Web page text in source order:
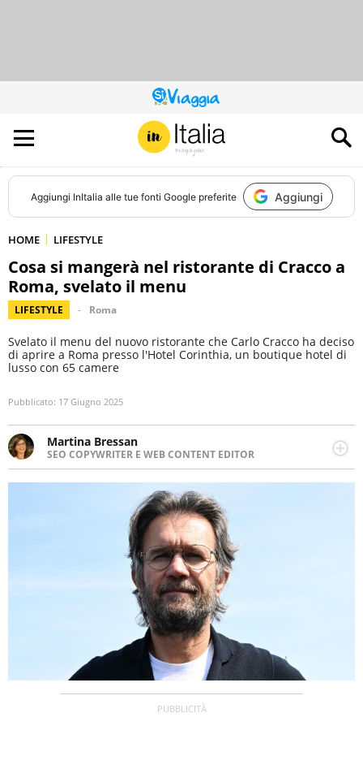
QUESTO
SITO
CONTRIBUISCE
ALL’AUDIENCE
DI
Aggiungi InItalia alle tue fonti Google preferite Aggiungi
HOME LIFESTYLE
Cosa si mangerà nel ristorante di Cracco a
Roma, svelato il menu
LIFESTYLE Roma
Svelato il menu del nuovo ristorante che Carlo Cracco ha deciso
di aprire a Roma presso l'Hotel Corinthia, un boutique hotel di
lusso con 65 camere
Pubblicato: 17 Giugno 2025
Martina Bressan
SEO COPYWRITER E WEB CONTENT EDITOR
Appassionata di viaggi, di trail running e di yoga, ama
scoprire nuovi posti e nuove culture. Curiosa,
determinata e intraprendente adora leggere ma
soprattutto scrivere.